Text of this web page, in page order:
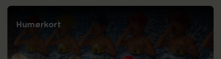
Humørkort